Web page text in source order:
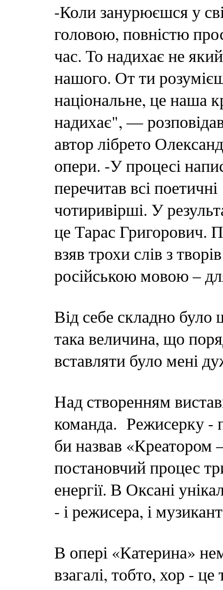
-Коли занурюєшся у
головою, повністю
час. То надихає не
нашого. От ти
національне, це наша
надихає", —
автор лібрето
опери. -У процесі
перечитав всі
чотиривірші. У
це Тарас Григорович.
взяв трохи слів з
російською мовою –
Від себе складно
така величина, що
вставляти було мені
Над створенням
команда. Режисерку -
би назвав «Креатором
постановчий процес
енергії. В Оксані
- і режисера, і
В опері «Катерина»
взагалі, тобто, хор -